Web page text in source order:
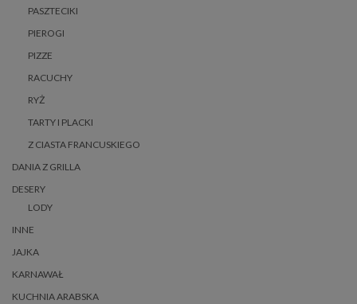
PASZTECIKI
PIEROGI
PIZZE
RACUCHY
RYŻ
TARTY I PLACKI
Z CIASTA FRANCUSKIEGO
DANIA Z GRILLA
DESERY
LODY
INNE
JAJKA
KARNAWAŁ
KUCHNIA ARABSKA